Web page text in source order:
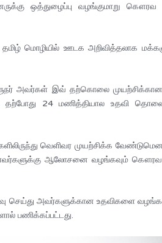
ஒத்துழைப்பு வழங்குமாறு
மொழியில் ஊடக அறிவித்தலாக
அவர்கள் இவ் தற்கொலை
24 மணித்தியால உதவி
வெளிவர முயற்சிக்க
மாணவர்களுக்கு ஆலோசனை வழங்கவும்
செய்து அவர்களுக்கான உதவிகளை
பணிக்கப்பட்டது.